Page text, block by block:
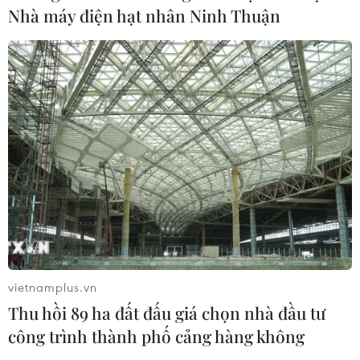
Xem thêm
CƠ QUAN CHỦ QUẢN: THÔNG TẤN XÃ VIỆT NAM
Tổng Biên tập: TRẦN TIẾN DUẨN
Phó Tổng Biên tập: NGUYỄN THỊ TÁM, KHÚC THANH
THỦY
Sở hữu trí tuệ
Quy định sử dụng
RSS
Hỗ trợ
Ngôn ngữ
TTXVN
Nhà máy điện hạt nhân Ninh Thuận
vietnamplus.vn
Thu hồi 89 ha đất đấu giá chọn nhà đầu tư
công trình thành phố cảng hàng không